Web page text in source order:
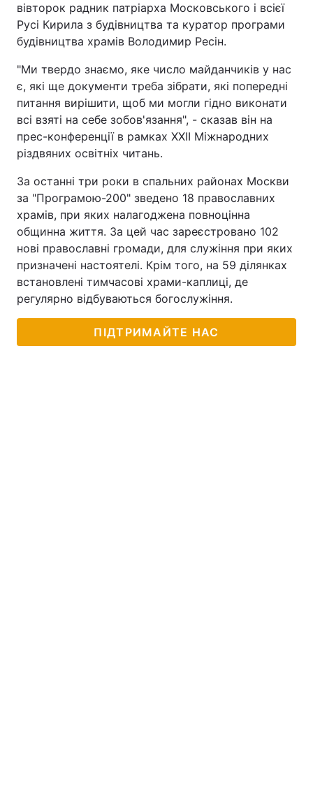
вівторок радник патріарха Московського і всієї
Русі Кирила з будівництва та куратор програми
будівництва храмів Володимир Ресін.
"Ми твердо знаємо, яке число майданчиків у нас
є, які ще документи треба зібрати, які попередні
питання вирішити, щоб ми могли гідно виконати
всі взяті на себе зобов'язання", - сказав він на
прес-конференції в рамках XXII Міжнародних
різдвяних освітніх читань.
За останні три роки в спальних районах Москви
за "Програмою-200" зведено 18 православних
храмів, при яких налагоджена повноцінна
общинна життя. За цей час зареєстровано 102
нові православні громади, для служіння при яких
призначені настоятелі. Крім того, на 59 ділянках
встановлені тимчасові храми-каплиці, де
регулярно відбуваються богослужіння.
ПІДТРИМАЙТЕ НАС